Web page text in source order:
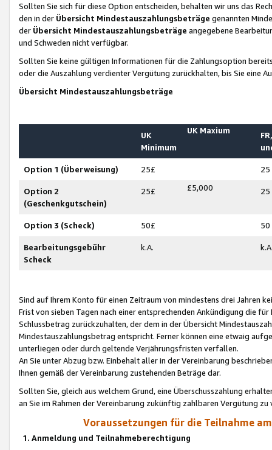
Sollten Sie sich für diese Option entscheiden, behalten wir uns das
den in der Übersicht Mindestauszahlungsbeträge genannten
der Übersicht Mindestauszahlungsbeträge angegebene
und Schweden nicht verfügbar.
Sollten Sie keine gültigen Informationen für die Zahlungsoption
oder die Auszahlung verdienter Vergütung zurückhalten, bis Sie
Übersicht Mindestauszahlungsbeträge
UK
Minimum
UK Maxium
Option 1 (Überweisung) 25£ 25
Option 2
(Geschenkgutschein)
25£ £5,000 25
Option 3 (Scheck) 50£ 50
Bearbeitungsgebühr
Scheck
k.A.
Sind auf Ihrem Konto für einen Zeitraum von mindestens drei Jahren
Frist von sieben Tagen nach einer entsprechenden Ankündigung die
Schlussbetrag zurückzuhalten, der dem in der Übersicht
Mindestauszahlungsbetrag entspricht. Ferner können eine etwaig
unterliegen oder durch geltende Verjährungsfristen verfallen.
An Sie unter Abzug bzw. Einbehalt aller in der Vereinbarung
Ihnen gemäß der Vereinbarung zustehenden Beträge dar.
Sollten Sie, gleich aus welchem Grund, eine Überschusszahlung
an Sie im Rahmen der Vereinbarung zukünftig zahlbaren Vergütung zu
Voraussetzungen für die Teilnahme
1. Anmeldung und Teilnahmeberechtigung